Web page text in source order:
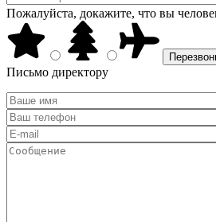
Пожалуйста, докажите, что вы
Письмо директору